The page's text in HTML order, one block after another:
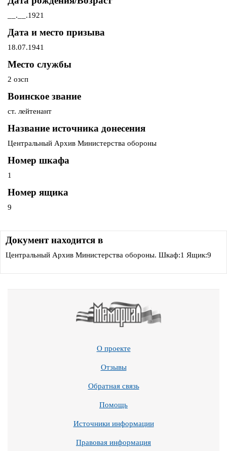
__.__.1921
Дата и место призыва
18.07.1941
Место службы
2 озсп
Воинское звание
ст. лейтенант
Название источника донесения
Центральный Архив Министерства обороны
Номер шкафа
1
Номер ящика
9
Документ находится в
Центральный Архив Министерства обороны. Шкаф:1 Ящик:9
О проекте
Отзывы
Обратная связь
Помощь
Источники информации
Правовая информация